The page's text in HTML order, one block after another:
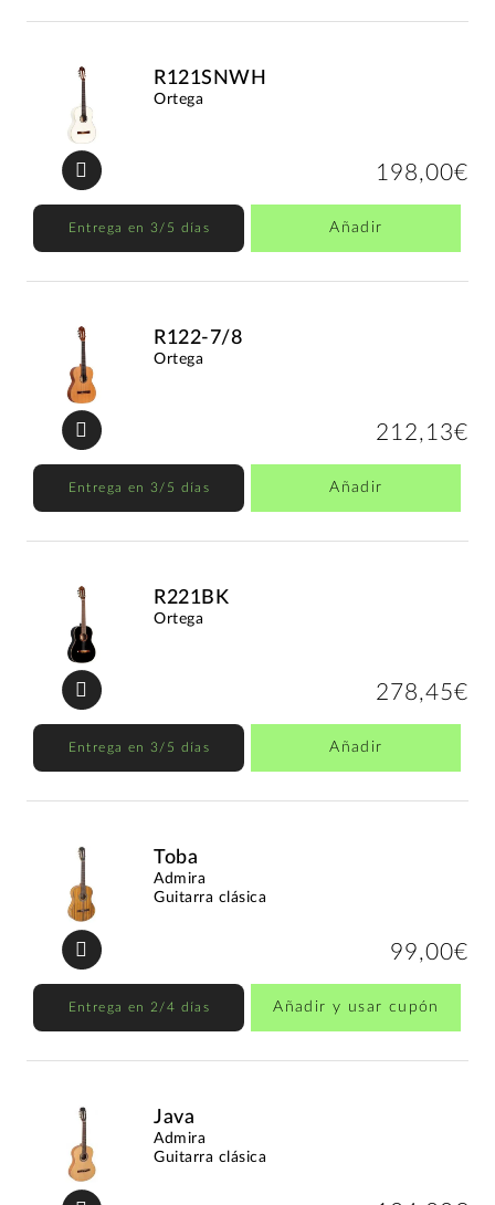
R121SNWH
Ortega
198,00€
Entrega en 3/5 días Añadir
R122-7/8
Ortega
212,13€
Entrega en 3/5 días Añadir
R221BK
Ortega
278,45€
Entrega en 3/5 días Añadir
Toba
Admira
Guitarra clásica
99,00€
Entrega en 2/4 días Añadir y usar cupón
Java
Admira
Guitarra clásica